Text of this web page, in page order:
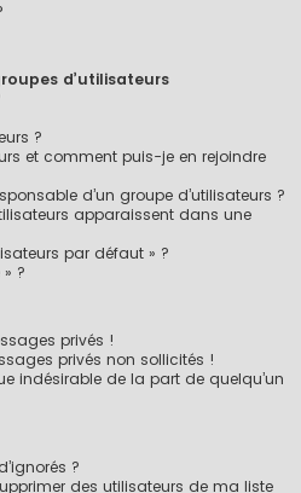
d’utilisateurs
?
et comment puis-je en rejoindre
d’un groupe d’utilisateurs ?
apparaissent dans une
par défaut » ?
?
privés !
privés non sollicités !
indésirable de la part de quelqu’un
?
des utilisateurs de ma liste